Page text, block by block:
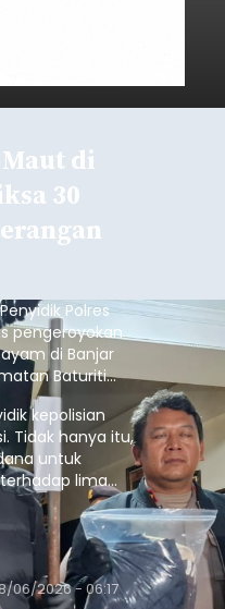
di
30
Polres
pengeroyokan
di Banjar
Baturiti
kepolisian
Tidak hanya itu,
untuk
lima
06/2026 - 06:17